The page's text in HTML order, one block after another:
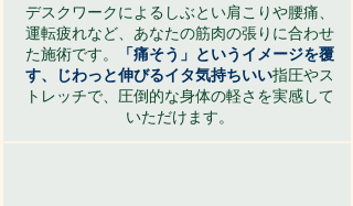
​デスクワークによるしぶとい肩こりや腰痛、
運転疲れなど、あなたの筋肉の張りに合わせ
た施術です。
「痛そう」というイメージを覆
す、じわっと伸びるイタ気持ちいい指圧やス
トレッチで、圧倒的な身体の軽さを実感して
いただけます。